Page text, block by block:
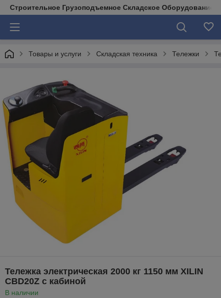
Строительное Грузоподъемное Складское Оборудование
Товары и услуги Складская техника Тележки
Тележка электрическая 2000 кг 1150 мм XILIN
CBD20Z с кабиной
В наличии